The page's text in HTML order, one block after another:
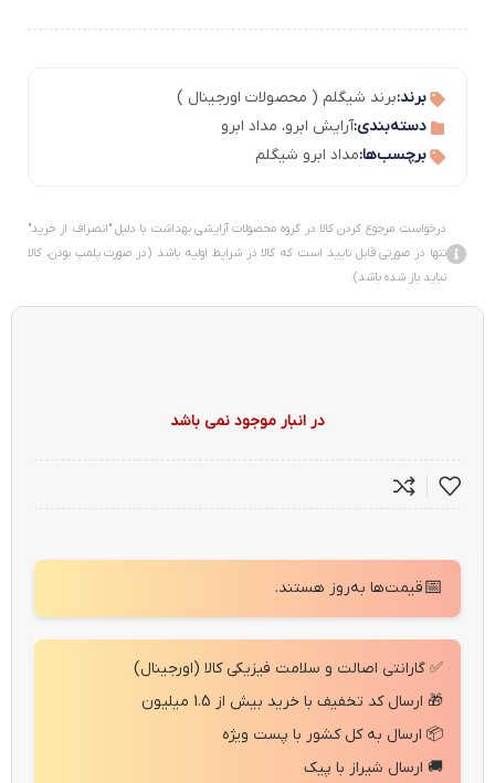
برند:برند شیگلم ( محصولات اورجینال )
دسته‌بندی:آرایش ابرو، مداد ابرو
برچسب‌ها:مداد ابرو شیگلم
درخواست مرجوع کردن کالا در گروه محصولات آرایشی بهداشت با دلیل "انصراف از خرید"
تنها در صورتی قابل تایید است که کالا در شرایط اولیه باشد (در صورت پلمپ بودن، کالا
نباید باز شده باشد).
در انبار موجود نمی باشد
📅قیمت‌ها به‌روز هستند.
✅ گارانتی اصالت و سلامت فیزیکی کالا (اورجینال)
🎁 ارسال کد تخفیف با خرید بیش از 1.5 میلیون
📦 ارسال به کل کشور با پست ویژه
🚚 ارسال شیراز با پیک